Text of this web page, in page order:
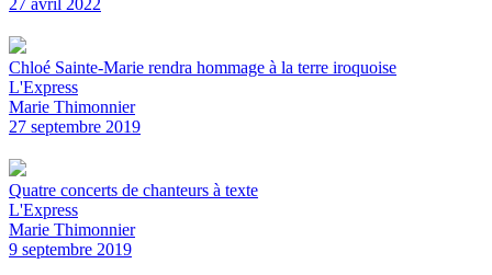
Chloé Sainte-Marie rendra hommage à la terre iroquoise
L'Express
Marie Thimonnier
27 septembre 2019
Quatre concerts de chanteurs à texte
L'Express
Marie Thimonnier
9 septembre 2019